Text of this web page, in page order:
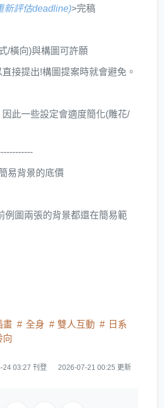
新評估deadline)>完稿
/橫向)與構圖可許願
接提出!構圖提案時就會避免。
此一些設定會適度簡化(雕花/
易背景的底價
例圖兩張的背景都還在簡易範
畫 全身 雙人互動
日系
向
24 03:27 刊登 2026-07-21 00:25 更新